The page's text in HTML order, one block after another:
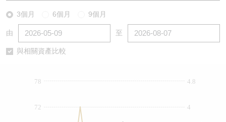
3個月 6個月 9個月
由 至
與相關資產比較
4
4.8
72
78
認股證/牛熊證日誌
牛熊證到期結算價查詢
中資ETFs溢價比較